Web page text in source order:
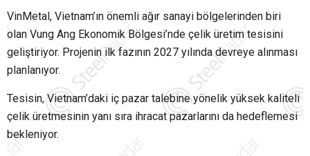
VinMetal, Vietnam’ın önemli ağır sanayi bölgelerinden biri
olan Vung Ang Ekonomik Bölgesi’nde çelik üretim tesisini
geliştiriyor. Projenin ilk fazının 2027 yılında devreye alınması
planlanıyor.
Tesisin, Vietnam’daki iç pazar talebine yönelik yüksek kaliteli
çelik üretmesinin yanı sıra ihracat pazarlarını da hedeflemesi
bekleniyor.